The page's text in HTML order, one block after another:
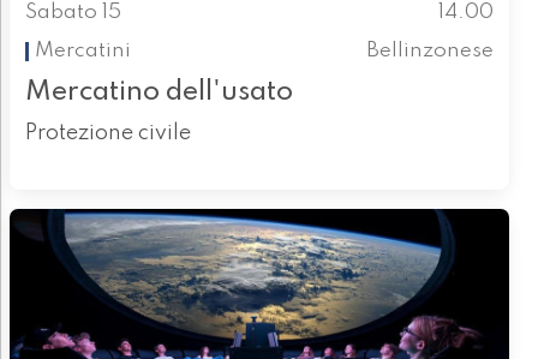
Sabato 15
14.00
Mercatini
Bellinzonese
Mercatino dell'usato
Protezione civile